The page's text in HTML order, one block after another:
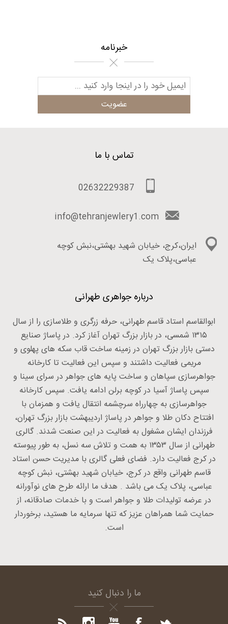
خبرنامه
تماس با ما
02632229387
info@tehranjewlery1.com
ایران،کرج، خیابان شهید بهشتی،نبش کوچه
عباسی،پلاک یک
درباره جواهری طهرانی
ابوالقاسم استاد قاسم طهرانی، حرفه زرگری و طلاسازی را از سال
۱۳۱۵ شمسی، در بازار بزرگ تهران آغاز کرد. در پاساژ صنایع
دستی بازار بزرگ تهران در زمینه ساخت قاب سکه های پهلوی و
مریمی فعالیت داشتند و سپس این فعالیت تا کارخانه
جواهرسازی سپاهان و ساخت پایه های جواهر در سرای سینا و
سپس پاساژ آسیا در کوچه برلن ادامه یافت. سپس کارخانه
جواهرسازی به چهارراه سرچشمه انتقال یافت و همزمان با
افتتاح دکان طلا و جواهر در پاساژ اردیبهشت بازار بزرگ تهران،
فرزندان ایشان مشغول به فعالیت در این صنعت شدند. گالری
طهرانی از سال ۱۳۵۳ به همت و تلاش سه نسل، به طور پیوسته
در کرج فعالیت دارد. فضای فعلی گالری با مدیریت حسن استاد
قاسم طهرانی واقع در کرج، خیابان شهید بهشتی، نبش کوچه
عباسی، پلاک یک می باشد . هدف ما ارائه طرح های نوآورانه
در عرضه تولیدات طلا و جواهر است و با خدمات صادقانه، از
حمایت شما همراهان عزیز که تنها سرمایه ما هستید، برخوردار
است.
ما را دنبال کنید